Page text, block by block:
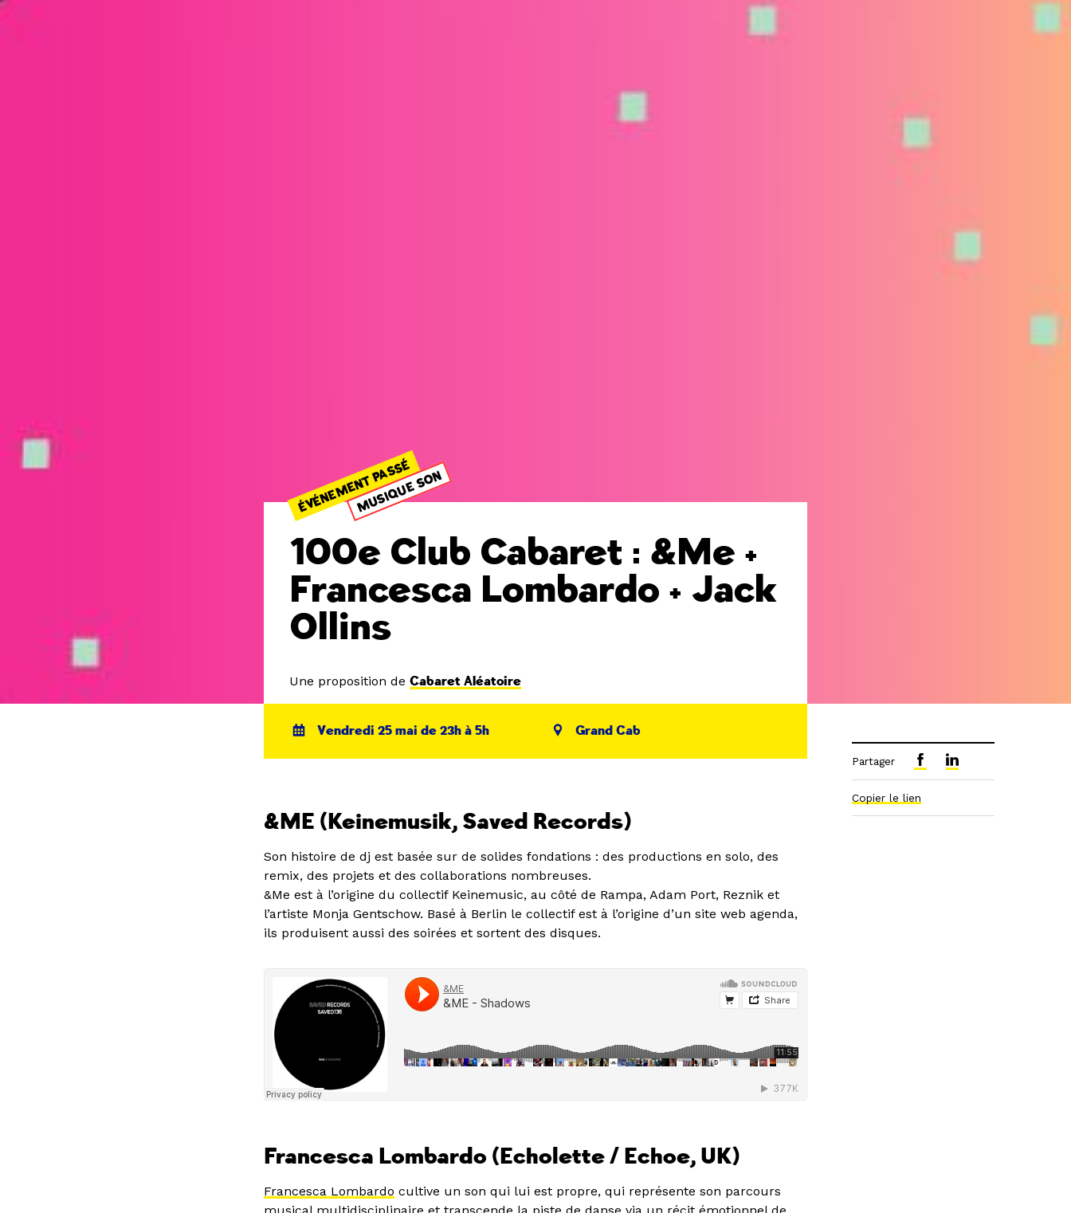
ÉVÉNEMENT PASSÉ
MUSIQUE SON
100e Club Cabaret : &Me +
Francesca Lombardo + Jack
Ollins
Une proposition deCabaret Aléatoire
Vendredi 25 mai de 23h à 5h Grand Cab
&ME (Keinemusik, Saved Records)
Son histoire de dj est basée sur de solides fondations : des productions en solo, des
remix, des projets et des collaborations nombreuses.
&Me est à l’origine du collectif Keinemusic, au côté de Rampa, Adam Port, Reznik et
l’artiste Monja Gentschow. Basé à Berlin le collectif est à l’origine d’un site web agenda,
ils produisent aussi des soirées et sortent des disques.
Francesca Lombardo (Echolette / Echoe, UK)
Francesca Lombardo cultive un son qui lui est propre, qui représente son parcours
Partager
Copier le lien